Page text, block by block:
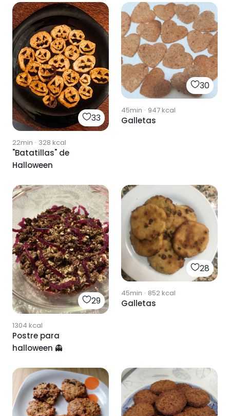
33
22min · 328 kcal
"Batatillas" de
Halloween
30
45min · 947kcal
Galletas
29
1304 kcal
Postre para
halloween 👻
28
45min · 852kcal
Galletas